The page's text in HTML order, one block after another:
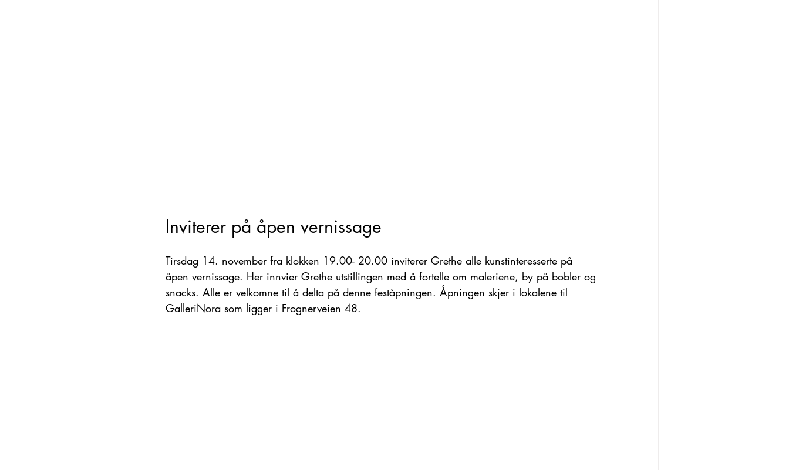
Inviterer på åpen vernissage
Tirsdag 14. november fra klokken 19.00- 20.00 inviterer Grethe alle kunstinteresserte på
åpen vernissage. Her innvier Grethe utstillingen med å fortelle om maleriene, by på bobler og
snacks. Alle er velkomne til å delta på denne feståpningen. Åpningen skjer i lokalene til
GalleriNora som ligger i Frognerveien 48.